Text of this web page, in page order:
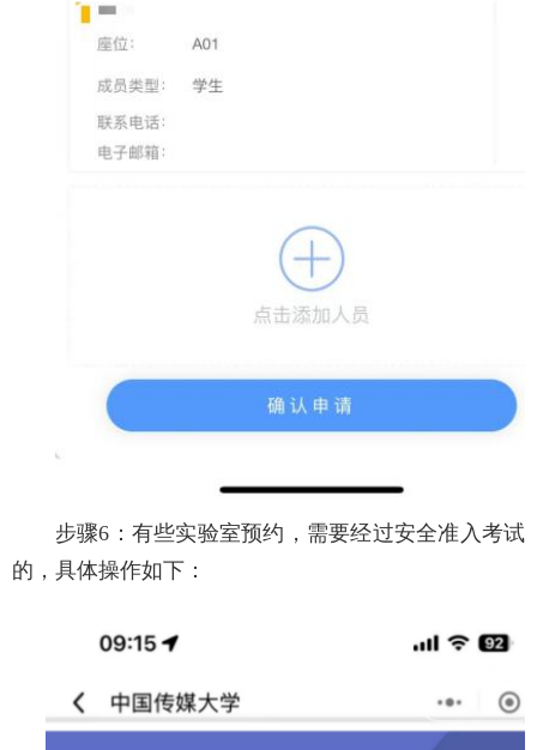
步骤6：有些实验室预约，需要经过安全准入考试
的，具体操作如下：